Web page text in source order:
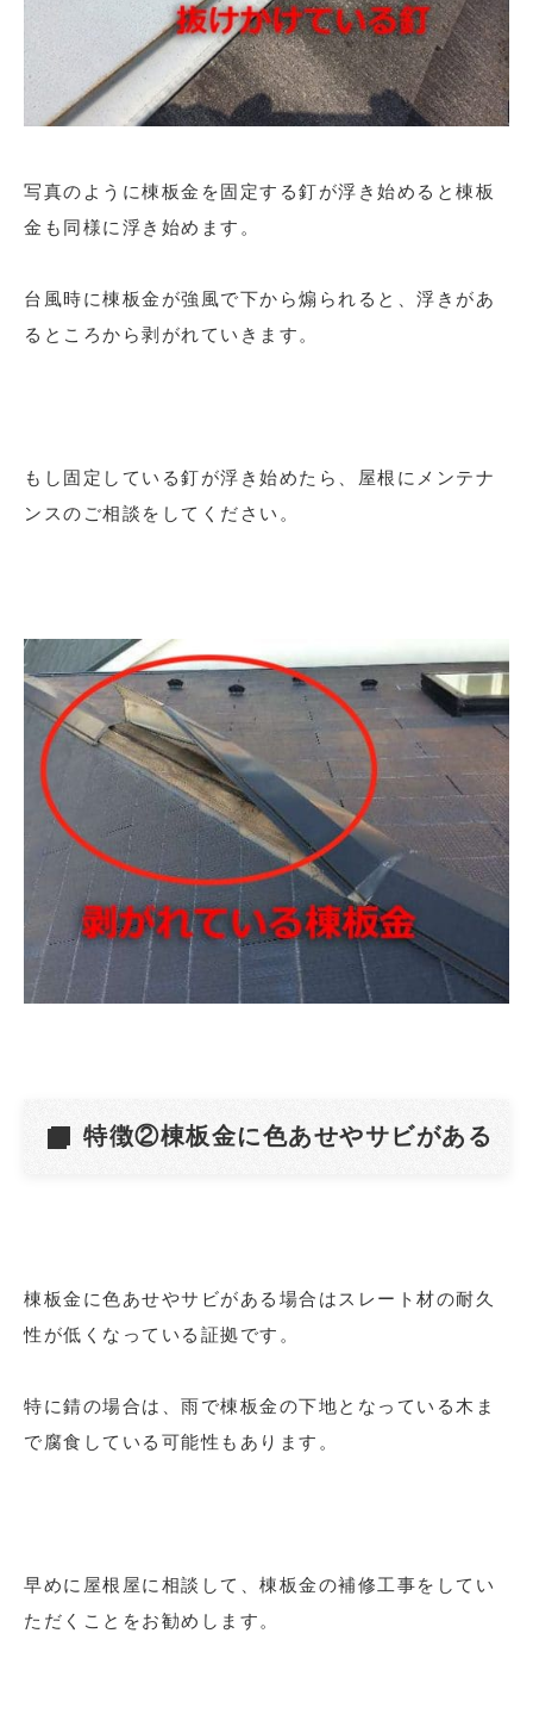
写真のように棟板金を固定する釘が浮き始めると棟板
金も同様に浮き始めます。
台風時に棟板金が強風で下から煽られると、浮きがあ
るところから剥がれていきます。
もし固定している釘が浮き始めたら、屋根にメンテナ
ンスのご相談をしてください。
特徴②棟板金に色あせやサビがある
棟板金に色あせやサビがある場合はスレート材の耐久
性が低くなっている証拠です。
特に錆の場合は、雨で棟板金の下地となっている木ま
で腐食している可能性もあります。
早めに屋根屋に相談して、棟板金の補修工事をしてい
ただくことをお勧めします。